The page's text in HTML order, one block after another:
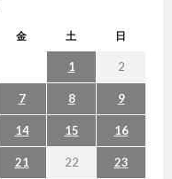
金 土 日
1 2
7 8 9
14 15 16
21 22 23